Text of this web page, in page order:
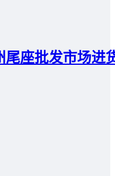
尾座批发市场进